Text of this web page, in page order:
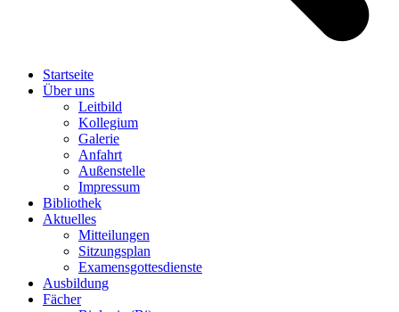
Startseite
Über uns
Leitbild
Kollegium
Galerie
Anfahrt
Außenstelle
Impressum
Bibliothek
Aktuelles
Mitteilungen
Sitzungsplan
Examensgottesdienste
Ausbildung
Fächer